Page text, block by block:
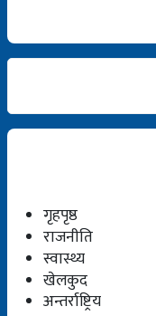
गृहपृष्ठ
राजनीति
स्वास्थ्य
खेलकुद
अन्तर्राष्ट्रिय